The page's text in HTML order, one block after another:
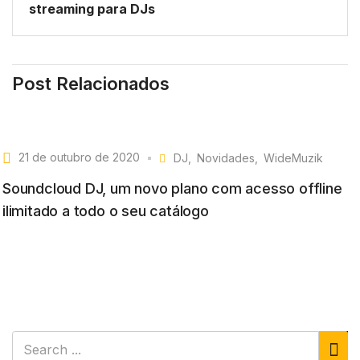
streaming para DJs
Post Relacionados
21 de outubro de 2020 DJ Novidades WideMuzik
Soundcloud DJ, um novo plano com acesso offline
ilimitado a todo o seu catálogo